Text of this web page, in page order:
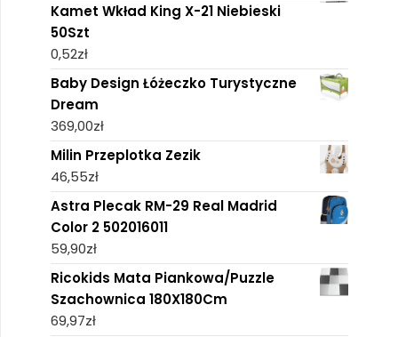
Kamet Wkład King X-21 Niebieski
50Szt
0,52zł
Baby Design Łóżeczko Turystyczne
Dream
369,00zł
Milin Przeplotka Zezik
46,55zł
Astra Plecak RM-29 Real Madrid
Color 2 502016011
59,90zł
Ricokids Mata Piankowa/Puzzle
Szachownica 180X180Cm
69,97zł